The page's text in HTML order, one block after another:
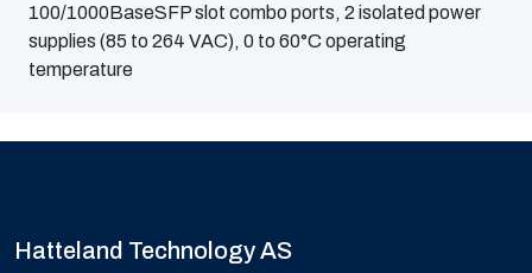
100/1000BaseSFP slot combo ports, 2 isolated power
supplies (85 to 264 VAC), 0 to 60°C operating
temperature
Hatteland Technology AS